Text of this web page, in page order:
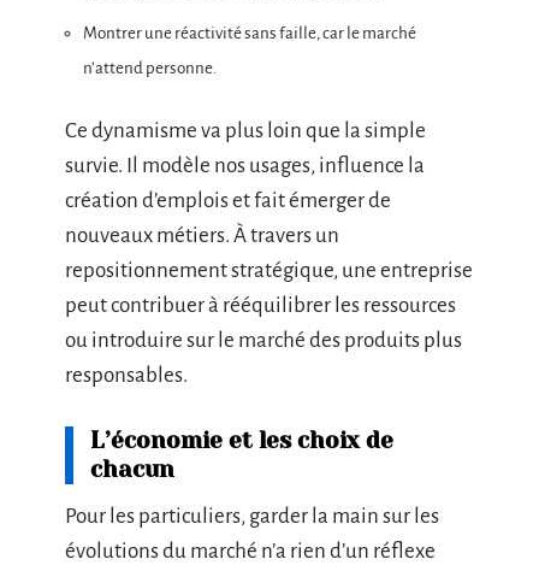
Montrer une réactivité sans faille, car le marché
n’attend personne.
Ce dynamisme va plus loin que la simple
survie. Il modèle nos usages, influence la
création d’emplois et fait émerger de
nouveaux métiers. À travers un
repositionnement stratégique, une entreprise
peut contribuer à rééquilibrer les ressources
ou introduire sur le marché des produits plus
responsables.
L’économie et les choix de
chacun
Pour les particuliers, garder la main sur les
évolutions du marché n’a rien d’un réflexe